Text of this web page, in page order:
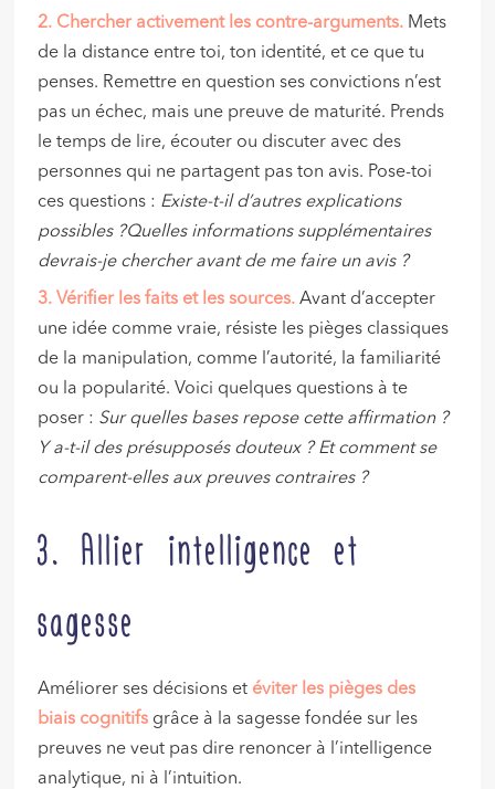
2️. Chercher activement les contre-arguments. Mets
de la distance entre toi, ton identité, et ce que tu
penses. Remettre en question ses convictions n’est
pas un échec, mais une preuve de maturité. Prends
le temps de lire, écouter ou discuter avec des
personnes qui ne partagent pas ton avis. Pose-toi
ces questions : Existe-t-il d’autres explications
possibles ?Quelles informations supplémentaires
devrais-je chercher avant de me faire un avis ?
3️. Vérifier les faits et les sources. Avant d’accepter
une idée comme vraie, résiste les pièges classiques
de la manipulation, comme l’autorité, la familiarité
ou la popularité. Voici quelques questions à te
poser : Sur quelles bases repose cette affirmation ?
Y a-t-il des présupposés douteux ? Et comment se
comparent-elles aux preuves contraires ?
3. Allier intelligence et
sagesse
Améliorer ses décisions et éviter les pièges des
biais cognitifs grâce à la sagesse fondée sur les
preuves ne veut pas dire renoncer à l’intelligence
analytique, ni à l’intuition.